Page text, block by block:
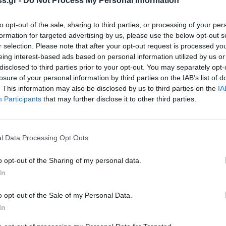
opt-out of the sale, sharing to third parties, or processing of your
for targeted advertising by us, please use the below opt-out
selection. Please note that after your opt-out request is processed
interest-based ads based on personal information utilized by us
to third parties prior to your opt-out. You may separately
of your personal information by third parties on the IAB’s list of
This information may also be disclosed by us to third parties on the
Participants that may further disclose it to other third parties.
Data Processing Opt Outs
opt-out of the Sharing of my personal data.
opt-out of the Sale of my Personal Data.
«έπεσαν στο κενό» οι
που θα χαρακτηρίζονταν από φίλαθλο
και κάνοντας λόγο για«επίθεση με
οποίων, όπως επισημαίνει, «μία πετάχτηκε
και παιδιά!».
να αποδοκιμάσει τα γεγονότα του
το ποδόσφαιρο της Λακωνίας από
απονέμει εύσημα στους ποδοσφαιριστές
«άψογη, όπως αναφέρει χαρακτηριστικά,
τον ΟΛΥΜΠΙΑΚΟ ΓΥΘΕΙΟΥ για την «Γιορτή
ο πρόεδρος της, παρουσία της